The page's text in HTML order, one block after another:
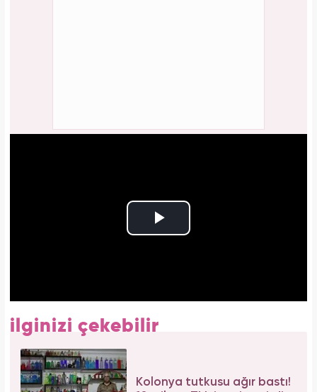
ilginizi çekebilir
Kolonya tutkusu ağır bastı!